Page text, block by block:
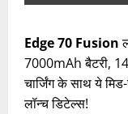
Edge 70 Fusion
7000mAh बैटरी,
चार्जिंग के साथ ये
लॉन्च डिटेल्स!